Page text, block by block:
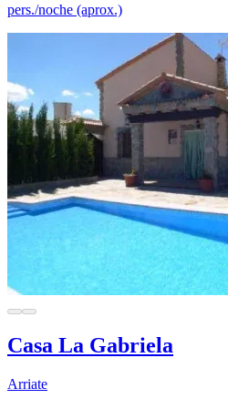
pers./noche (aprox.)
Casa La Gabriela
Arriate